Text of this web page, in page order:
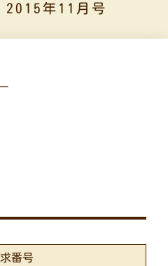
2015年11月号
番号